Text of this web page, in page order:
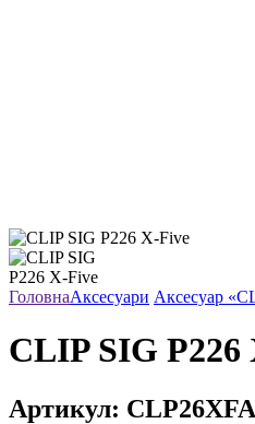
ГоловнаАксесуари Аксесуар
CLIP SIG P226
Артикул: